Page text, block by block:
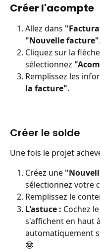
Créer l'acompte
Allez dans
"Nouvelle facture".
Cliquez sur la
sélectionnez
Remplissez les
la facture".
Créer le solde
Une fois le projet
Créez une
sélectionnez votre
Remplissez le
L'astuce : Cochez
s'affichent en haut
automatiquement
🤓